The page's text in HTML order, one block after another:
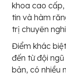
khoa cao
tin và hàm
trị chuyên
Điểm khác
đến từ đội
bản, có nhiều